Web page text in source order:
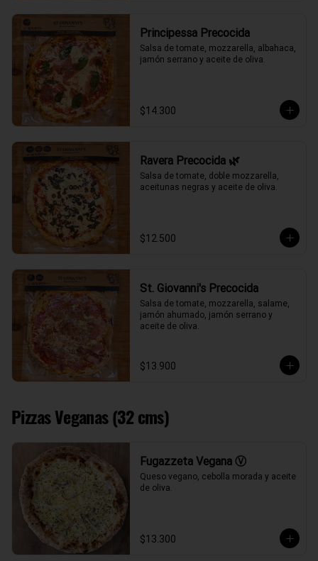
Principessa Precocida
Salsa de tomate, mozzarella, albahaca,
jamón serrano y aceite de oliva.
$14.300
Ravera Precocida 🌿
Salsa de tomate, doble mozzarella,
aceitunas negras y aceite de oliva.
$12.500
St. Giovanni's Precocida
Salsa de tomate, mozzarella, salame,
jamón ahumado, jamón serrano y
aceite de oliva.
$13.900
Pizzas Veganas (32 cms)
Fugazzeta Vegana Ⓥ
Queso vegano, cebolla morada y aceite
de oliva.
$13.300